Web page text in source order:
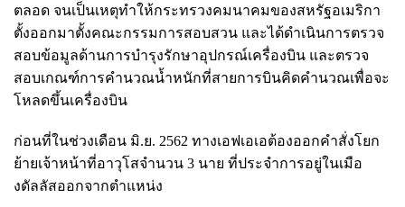
ตลอด จนเป็นเหตุทำให้กระทรวงคมนาคมของสหรัฐอเมริกา
ตั้งออกมาตั้งคณะกรรมการสอบสวน และได้ดำเนินการตรวจ
สอบข้อมูลด้านการบำรุงรักษาอุปกรณ์เครื่องบิน และตรวจ
สอบเกณฑ์การคำนวณน้ำหนักที่สายการบินคิดคำนวณเพื่อจะ
โหลดขึ้นเครื่องบิน
ก่อนที่ในช่วงเดือน มิ.ย. 2562 ทางเอฟเอเอต้องออกคำสั่งโยก
ย้ายเจ้าหน้าที่อาวุโสจำนวน 3 นาย ที่ประจำการอยู่ในเมือ
งดัลลัสออกจากตำแหน่ง